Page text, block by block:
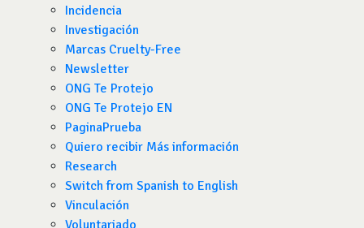
Incidencia
Investigación
Marcas Cruelty-Free
Newsletter
ONG Te Protejo
ONG Te Protejo EN
PaginaPrueba
Quiero recibir Más información
Research
Switch from Spanish to English
Vinculación
Voluntariado